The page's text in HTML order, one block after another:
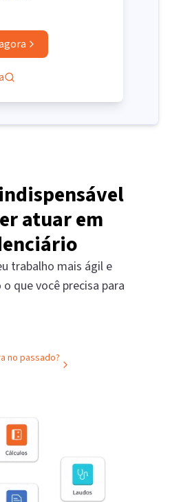
atuar em
trabalho mais ágil e
que você precisa para
no passado?